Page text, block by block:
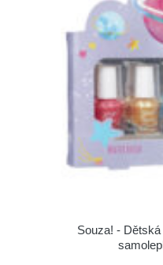
Souza! -